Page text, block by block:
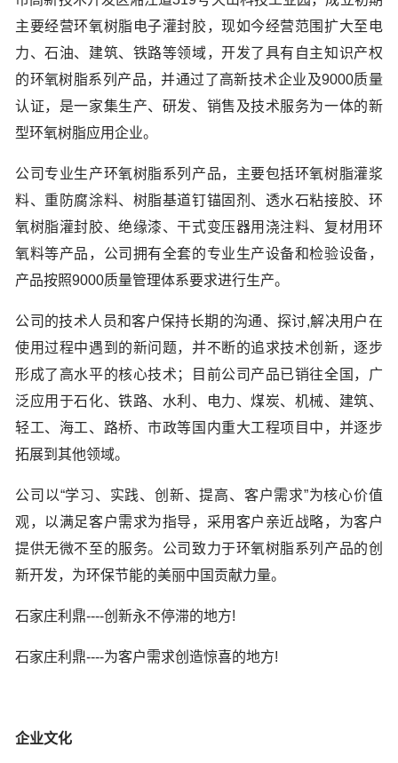
主要经营环氧树脂电子灌封胶，现如今经营范围扩大至电
力、石油、建筑、铁路等领域，开发了具有自主知识产权
的环氧树脂系列产品，并通过了高新技术企业及9000质量
认证，是一家集生产、研发、销售及技术服务为一体的新
型环氧树脂应用企业。
公司专业生产环氧树脂系列产品，主要包括环氧树脂灌浆
料、重防腐涂料、树脂基道钉锚固剂、透水石粘接胶、环
氧树脂灌封胶、绝缘漆、干式变压器用浇注料、复材用环
氧料等产品，公司拥有全套的专业生产设备和检验设备，
产品按照9000质量管理体系要求进行生产。
公司的技术人员和客户保持长期的沟通、探讨,解决用户在
使用过程中遇到的新问题，并不断的追求技术创新，逐步
形成了高水平的核心技术；目前公司产品已销往全国，广
泛应用于石化、铁路、水利、电力、煤炭、机械、建筑、
轻工、海工、路桥、市政等国内重大工程项目中，并逐步
拓展到其他领域。
公司以“学习、实践、创新、提高、客户需求”为核心价值
观，以满足客户需求为指导，采用客户亲近战略，为客户
提供无微不至的服务。公司致力于环氧树脂系列产品的创
新开发，为环保节能的美丽中国贡献力量。
石家庄利鼎----创新永不停滞的地方!
石家庄利鼎----为客户需求创造惊喜的地方!
企业文化